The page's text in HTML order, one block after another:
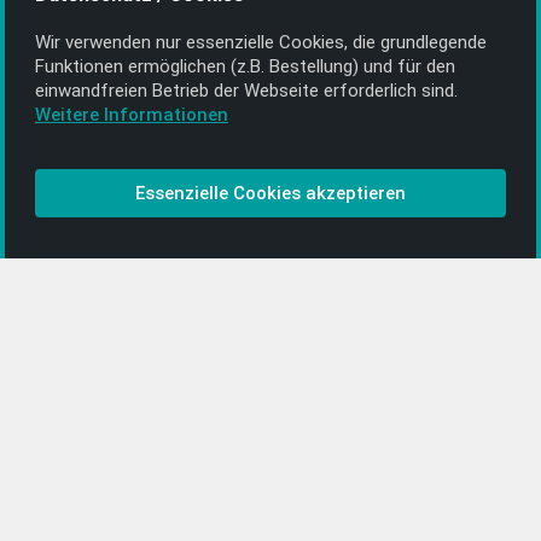
Alle Informationen
Kontakt
CD-Anbieter werden
CD-Anbieter-Login
Wir verwenden nur essenzielle Cookies, die grund­legende
Funktionen ermöglichen (z.B. Bestellung) und für den
einwand­freien Betrieb der Webseite erforderlich sind.
Weitere Informationen
Essenzielle Cookies akzeptieren